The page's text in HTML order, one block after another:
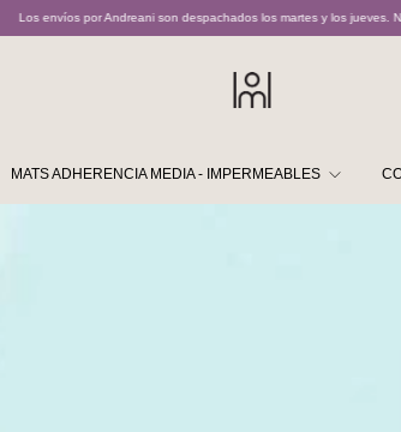
despachados los martes y los jueves. Nuestro pick up point opera
MATS ADHERENCIA MEDIA - IMPERMEABLES